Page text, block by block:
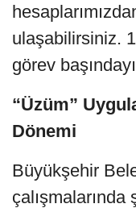
ulaşabilirsiniz.
görev
“Üzüm”
Dönemi
Büyükşehir
çalışmalarında